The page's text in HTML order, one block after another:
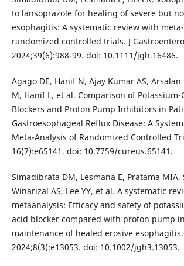
to lansoprazole for healing of severe but
esophagitis: A systematic review with
randomized controlled trials. J
2024;39(6):988-99. doi: 10.1111/jgh.16486.
Agago DE, Hanif N, Ajay Kumar AS,
M, Hanif L, et al. Comparison of
Blockers and Proton Pump Inhibitors in
Gastroesophageal Reflux Disease: A
Meta-Analysis of Randomized Controlled
16(7):e65141. doi: 10.7759/cureus.65141.
Simadibrata DM, Lesmana E, Pratama MIA,
Winarizal AS, Lee YY, et al. A systematic
metaanalysis: Efficacy and safety of
acid blocker compared with proton pump
maintenance of healed erosive esophagitis.
2024;8(3):e13053. doi: 10.1002/jgh3.13053.